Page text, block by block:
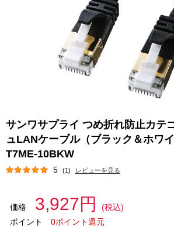
サンワサプライ つめ折れ防止カテ
ュLANケーブル（ブラック＆ホワ
T7ME-10BKW
5 (1) レビューを見る
価格 3,927円
(税込)
ポイント
0ポイント還元